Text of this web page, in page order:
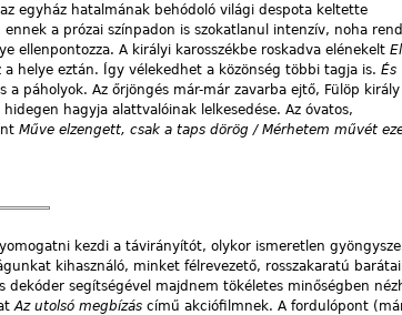
egyház hatalmának behódoló világi despota keltette
a prózai színpadon is szokatlanul intenzív, noha
ellenpontozza. A királyi karosszékbe roskadva elénekelt
helye eztán. Így vélekedhet a közönség többi tagja is. És
a páholyok. Az őrjöngés már-már zavarba ejtő, Fülöp
hagyja alattvalóinak lelkesedése. Az óvatos,
Műve elzengett, csak a taps dörög / Mérhetem művét
kezdi a távirányítót, olykor ismeretlen
kihasználó, minket félrevezető, rosszakaratú
segítségével majdnem tökéletes minőségben
Az utolsó megbízás című akciófilmnek. A fordulópont